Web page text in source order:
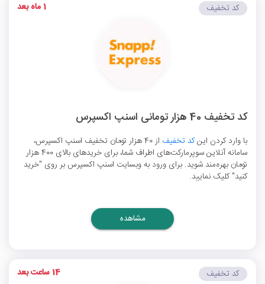
کد تخفیف 40 هزار تومانی اسنپ اکسپرس
با وارد کردن اینکد تخفیف
از 40 هزار تومان تخفیف اسنپ اکسپرس،
سامانه آنلاین سوپرمارکت‌های اطراف شما، برای خریدهای بالای 400 هزار
تومان بهره‌مند شوید. برای ورود به وبسایت اسنپ اکسپرس بر روی "خرید
کنید" کلیک نمایید.
کد تخفیف 1 ماه بعد
مشاهده
کد تخفیف 14 ساعت بعد